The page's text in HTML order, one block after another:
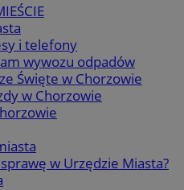
i telefony
wywozu odpadów
Święte w Chorzowie
w Chorzowie
sprawę w Urzędzie Miasta?